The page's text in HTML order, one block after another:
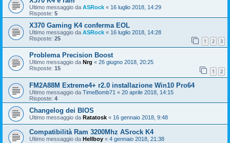
Ultimo messaggio da ASRock « 16 luglio 2018, 14:29
Risposte: 5
X370 Gaming K4 conferma EOL
Ultimo messaggio da ASRock « 16 luglio 2018, 14:28
Risposte: 25 1 2 3
Problema Precision Boost
Ultimo messaggio da Nrg « 26 giugno 2018, 20:25
Risposte: 15 1 2
FM2A88M Extreme4+ r2.0 installazione Win10 Pro64
Ultimo messaggio da TimeBomb71 « 20 aprile 2018, 14:15
Risposte: 4
Changelog dei BIOS
Ultimo messaggio da Ratatosk « 16 gennaio 2018, 9:48
Compatibilità Ram 3200Mhz ASrock K4
Ultimo messaggio da Hellboy « 4 gennaio 2018, 21:38